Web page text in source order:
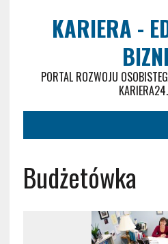
KARIERA -
PORTAL ROZWOJU
Budżetówka